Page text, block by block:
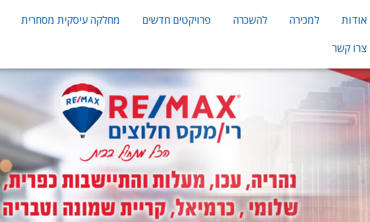
אודות למכירה להשכרה פרויקטים חדשים
מחלקה עיסקית מסחרית
צרו קשר